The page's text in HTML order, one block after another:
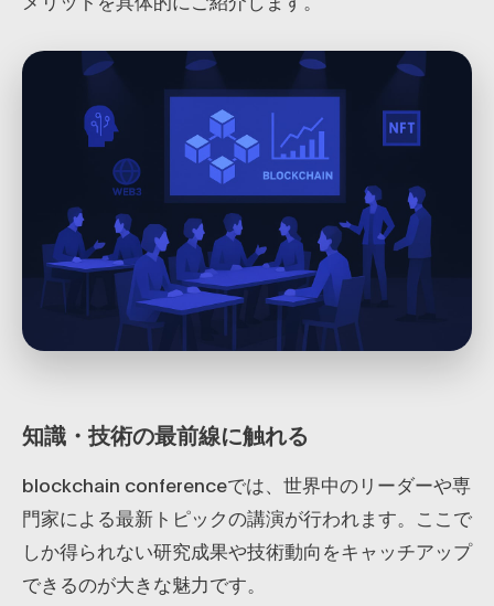
知識・技術の最前線に触れる
blockchain conferenceでは、世界中のリーダーや専
門家による最新トピックの講演が行われます。ここで
しか得られない研究成果や技術動向をキャッチアップ
できるのが大きな魅力です。